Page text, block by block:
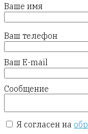
Ваше имя
Ваш телефон
Ваш E-mail
Сообщение
Я согласен на